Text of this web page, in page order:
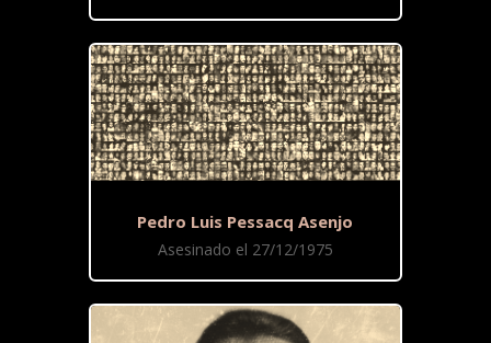
Pedro Luis Pessacq Asenjo
Asesinado el 27/12/1975